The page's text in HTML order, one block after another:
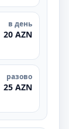
в день
20 AZN
разово
25 AZN